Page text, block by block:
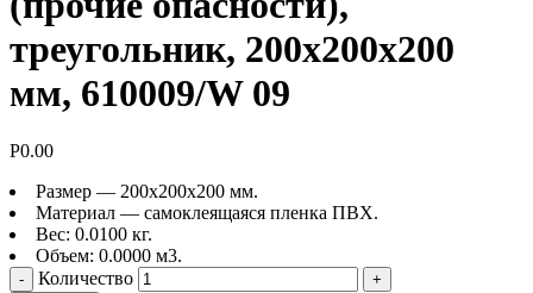
треугольник, 200х200х200
мм, 610009/W 09
Р0.00
Размер — 200х200х200 мм.
Материал — самоклеящаяся пленка ПВХ.
Вес: 0.0100 кг.
Объем: 0.0000 м3.
Количество